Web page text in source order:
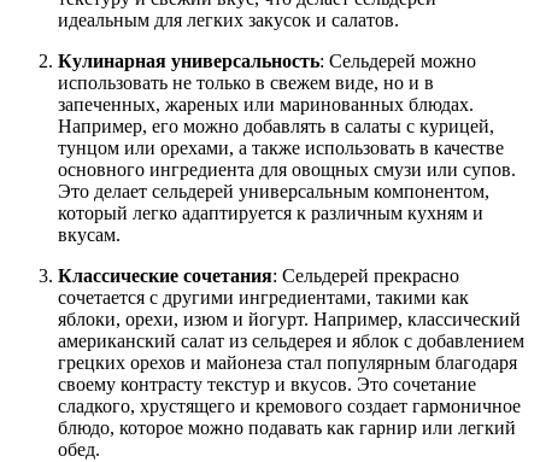
идеальным для легких закусок и салатов.
Кулинарная универсальность: Сельдерей можно
использовать не только в свежем виде, но и в
запеченных, жареных или маринованных блюдах.
Например, его можно добавлять в салаты с курицей,
тунцом или орехами, а также использовать в качестве
основного ингредиента для овощных смузи или супов.
Это делает сельдерей универсальным компонентом,
который легко адаптируется к различным кухням и
вкусам.
Классические сочетания: Сельдерей прекрасно
сочетается с другими ингредиентами, такими как
яблоки, орехи, изюм и йогурт. Например, классический
американский салат из сельдерея и яблок с добавлением
грецких орехов и майонеза стал популярным благодаря
своему контрасту текстур и вкусов. Это сочетание
сладкого, хрустящего и кремового создает гармоничное
блюдо, которое можно подавать как гарнир или легкий
обед.